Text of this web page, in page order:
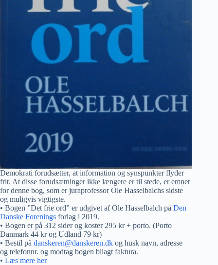
Demokrati forudsætter, at information og synspunkter flyder
frit. At disse forudsætninger ikke længere er til stede, er emnet
for denne bog, som er juraprofessor Ole Hasselbalchs sidste
og muligvis vigtigste.
• Bogen ”Det frie ord” er udgivet af Ole Hasselbalch på Den
Danske Forenings forlag i 2019.
• Bogen er på 312 sider og koster 295 kr + porto. (Porto
Danmark 44 kr og Udland 79 kr)
• Bestil på danskeren@danskeren.dk og husk navn, adresse
og telefonnr. og modtag bogen bilagt faktura.
• Læs mere her